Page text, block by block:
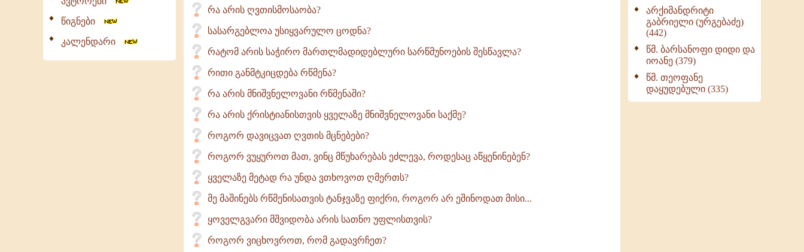
წიგნები
კალენდარი
რა არის ღვთისმოსაობა?
სასარგებლოა უსიყვარულო ცოდნა?
რატომ არის საჭირო მართლმადიდებლური სარწმუნოების შესწავლა?
რითი განმტკიცდება რწმენა?
რა არის მნიშვნელოვანი რწმენაში?
რა არის ქრისტიანისთვის ყველაზე მნიშვნელოვანი საქმე?
როგორ დავიცვათ ღვთის მცნებები?
როგორ ვუყუროთ მათ, ვინც მწუხარებას ეძლევა, როდესაც აწყენინებენ?
ყველაზე მეტად რა უნდა ვთხოვოთ ღმერთს?
მე მაშინებს რწმენისათვის ტანჯვაზე ფიქრი, როგორ არ ეშინოდათ მისი...
ყოველგვარი მშვიდობა არის სათნო უფლისთვის?
როგორ ვიცხოვროთ, რომ გადავრჩეთ?
არქიმანდრიტი
გაბრიელი (ურგებაძე)
(442)
წმ. ბარსანოფი დიდი და
იოანე (379)
წმ. თეოფანე
დაყუდებული (335)